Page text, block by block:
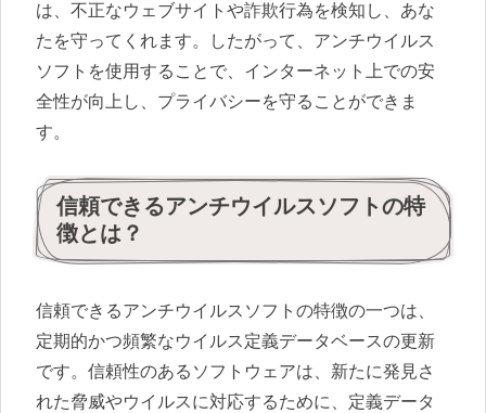
は、不正なウェブサイトや詐欺行為を検知し、あな
たを守ってくれます。したがって、アンチウイルス
ソフトを使用することで、インターネット上での安
全性が向上し、プライバシーを守ることができま
す。
信頼できるアンチウイルスソフトの特
徴とは？
信頼できるアンチウイルスソフトの特徴の一つは、
定期的かつ頻繁なウイルス定義データベースの更新
です。信頼性のあるソフトウェアは、新たに発見さ
れた脅威やウイルスに対応するために、定義データ